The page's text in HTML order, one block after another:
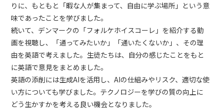
りに、もともと「暇な人が集まって、自由に学ぶ場所」という意
味であったことを学びました。
続いて、デンマークの「フォルケホイスコーレ」を紹介する動
画を視聴し、「通ってみたいか」「通いたくないか」、その理
由を英語で考えました。生徒たちは、自分の感じたことをもと
に英語で意見をまとめました。
英語の添削には生成AIを活用し、AIの仕組みやリスク、適切な使
い方についても学びました。テクノロジーを学びの質の向上に
どう生かすかを考える良い機会となりました。